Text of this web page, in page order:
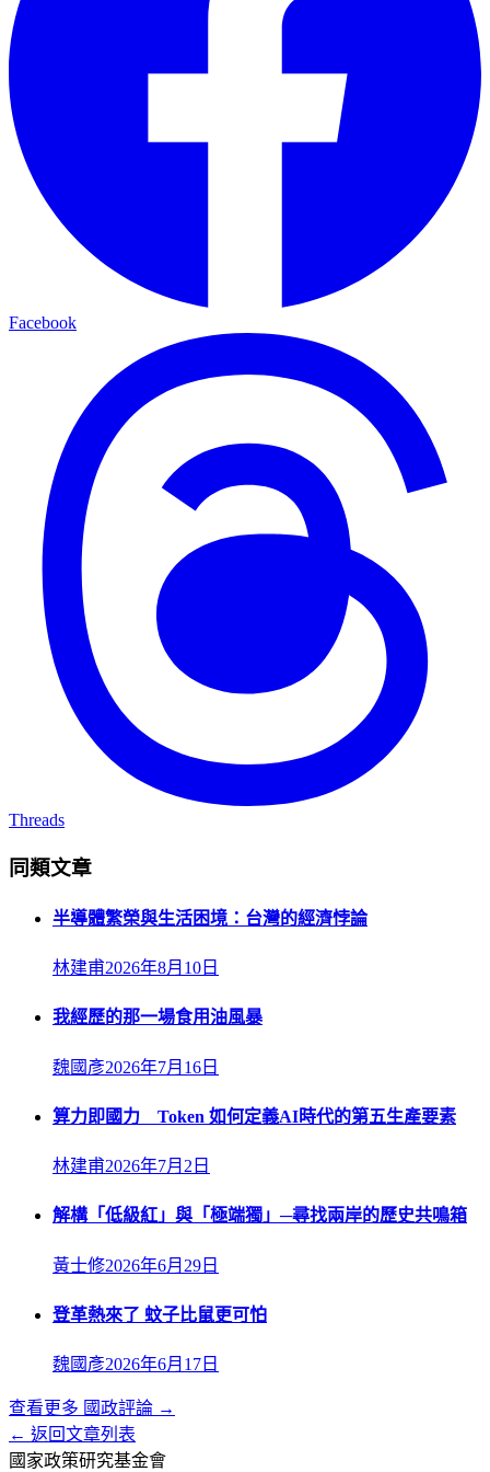
Facebook
Threads
同類文章
半導體繁榮與生活困境：台灣的經濟悖論
林建甫2026年8月10日
我經歷的那一場食用油風暴
魏國彥2026年7月16日
算力即國力 Token 如何定義AI時代的第五生產要素
林建甫2026年7月2日
解構「低級紅」與「極端獨」─尋找兩岸的歷史共鳴箱
黃士修2026年6月29日
登革熱來了 蚊子比鼠更可怕
魏國彥2026年6月17日
查看更多 國政評論 →
← 返回文章列表
國家政策研究基金會